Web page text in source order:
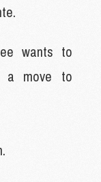
wants to
a move to